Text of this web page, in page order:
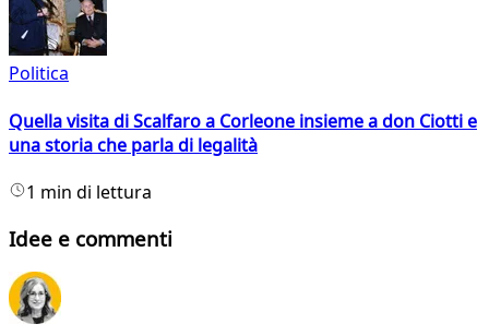
Politica
Quella visita di Scalfaro a Corleone insieme a don Ciotti e
una storia che parla di legalità
1 min di lettura
Idee e commenti